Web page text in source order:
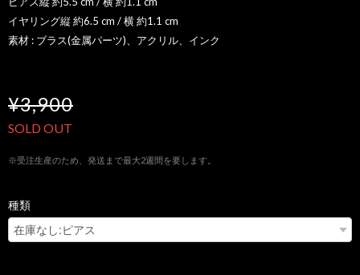
イヤリング縦 約6.5 cm / 横 約1.1 cm
素材 : ブラス(金属パーツ)、アクリル、インク
¥3,900
SOLD OUT
※受注生産のため、発送まで最大2週間を要します。
種類